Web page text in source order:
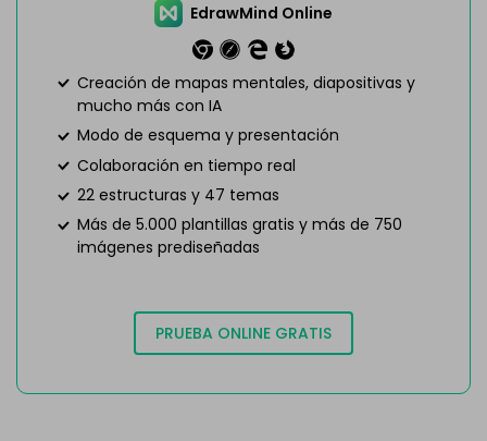
EdrawMind Online
Creación de mapas mentales, diapositivas y
mucho más con IA
Modo de esquema y presentación
Colaboración en tiempo real
22 estructuras y 47 temas
Más de 5.000 plantillas gratis y más de 750
imágenes prediseñadas
PRUEBA ONLINE GRATIS